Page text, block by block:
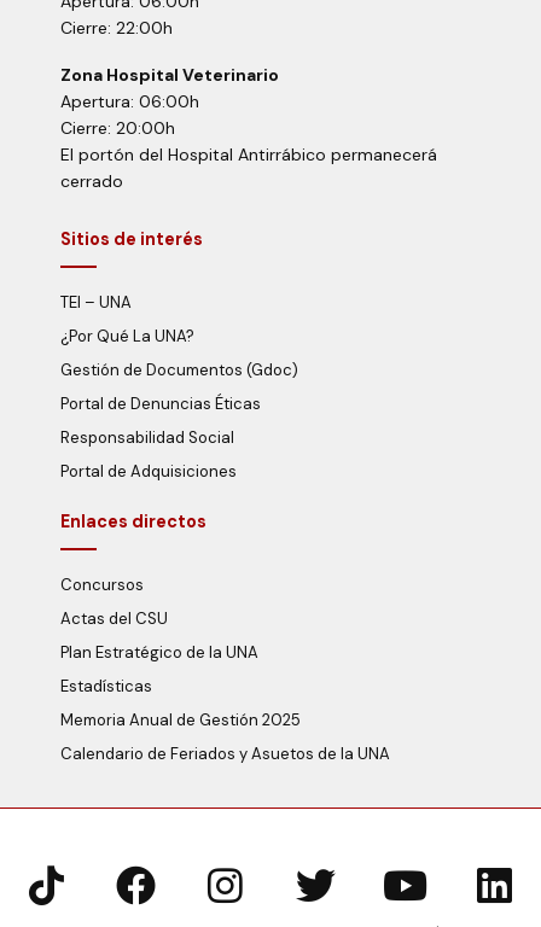
Cierre: 22:00h
Zona Hospital Veterinario
Apertura: 06:00h
Cierre: 20:00h
El portón del Hospital Antirrábico permanecerá
cerrado
Sitios de interés
TEI – UNA
¿Por Qué La UNA?
Gestión de Documentos (Gdoc)
Portal de Denuncias Éticas
Responsabilidad Social
Portal de Adquisiciones
Enlaces directos
Concursos
Actas del CSU
Plan Estratégico de la UNA
Estadísticas
Memoria Anual de Gestión 2025
Calendario de Feriados y Asuetos de la UNA